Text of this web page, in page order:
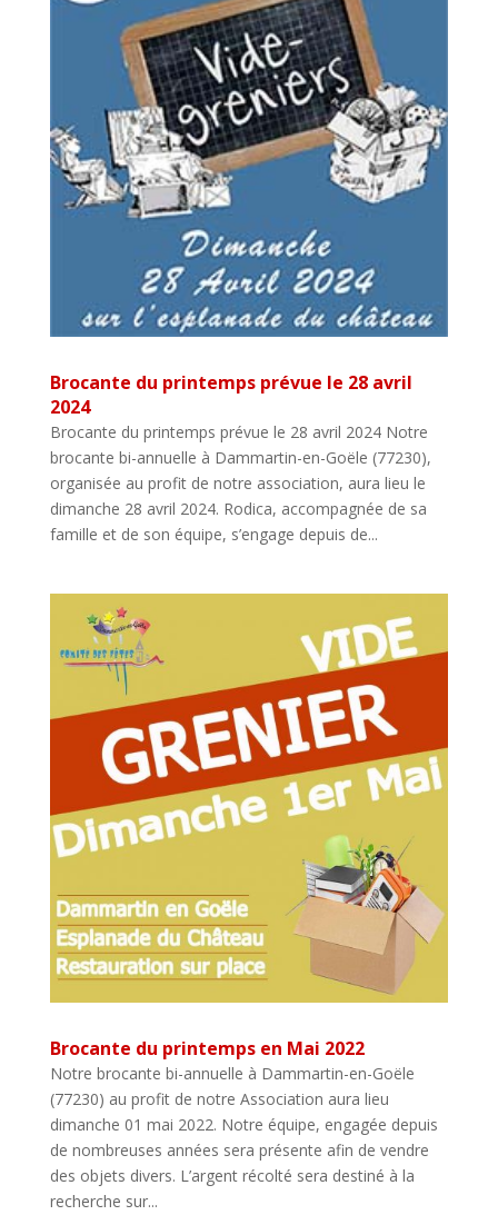
Brocante du printemps prévue le 28 avril
2024
Brocante du printemps prévue le 28 avril 2024 Notre
brocante bi-annuelle à Dammartin-en-Goële (77230),
organisée au profit de notre association, aura lieu le
dimanche 28 avril 2024. Rodica, accompagnée de sa
famille et de son équipe, s’engage depuis de...
Brocante du printemps en Mai 2022
Notre brocante bi-annuelle à Dammartin-en-Goële
(77230) au profit de notre Association aura lieu
dimanche 01 mai 2022. Notre équipe, engagée depuis
de nombreuses années sera présente afin de vendre
des objets divers. L’argent récolté sera destiné à la
recherche sur...